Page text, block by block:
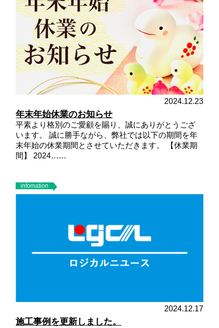
2024.12.23
年末年始休業のお知らせ
平素より格別のご愛顧を賜り、誠にありがとうござ
います。 誠に勝手ながら、弊社では以下の期間を年
末年始の休業期間とさせていただきます。
【休業期
間】
2024……
infomation
2024.12.17
施工事例を更新しました。